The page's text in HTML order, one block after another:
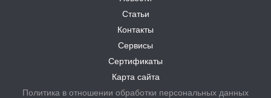
Статьи
Контакты
Сервисы
Сертификаты
Карта сайта
Политика в отношении обработки персональных данных